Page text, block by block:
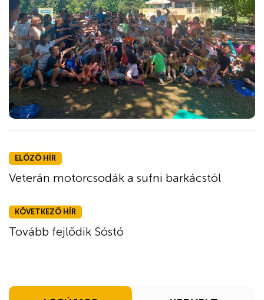
ELŐZŐ HÍR
Veterán motorcsodák a sufni barkácstól
KÖVETKEZŐ HÍR
Tovább fejlődik Sóstó